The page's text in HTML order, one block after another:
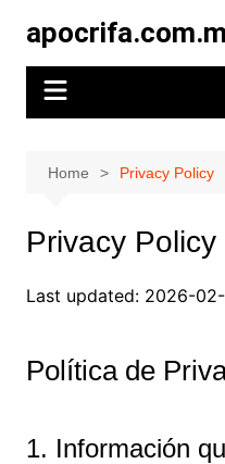
content
Home Privacy Policy
Privacy Policy
Last updated: 2026-
Política de
1. Información